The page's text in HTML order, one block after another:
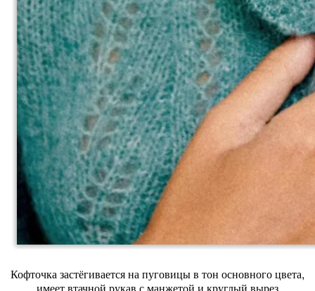
Кофточка застёгивается на пуговицы в тон основного цвета,